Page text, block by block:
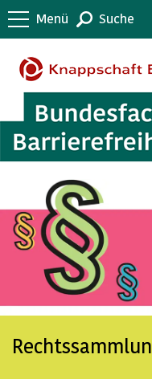
Menü Suche